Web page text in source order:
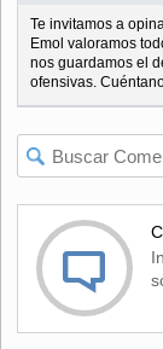
Te invitamos a
Emol valoramos
nos guardamos el
ofensivas.